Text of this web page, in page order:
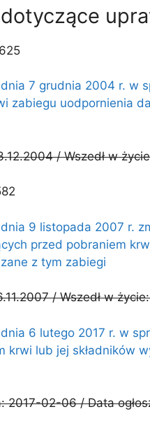
7 grudnia 2004 r. w
zabiegu uodpornienia
/ Wszedł w
9 listopada 2007 r.
przed pobraniem
z tym zabiegi
/ Wszedł w
6 lutego 2017 r. w
krwi lub jej składników
2017-02-06 / Data